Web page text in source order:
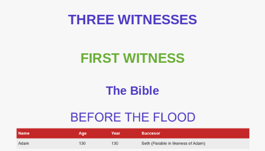
THREE WITNESSES
FIRST WITNESS
The Bible